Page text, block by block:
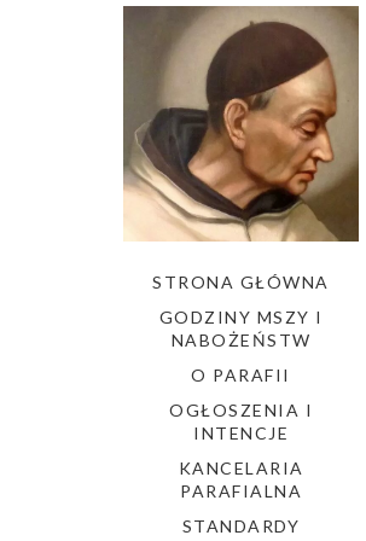
STRONA GŁÓWNA
GODZINY MSZY I
NABOŻEŃSTW
O PARAFII
OGŁOSZENIA I
INTENCJE
KANCELARIA
PARAFIALNA
STANDARDY